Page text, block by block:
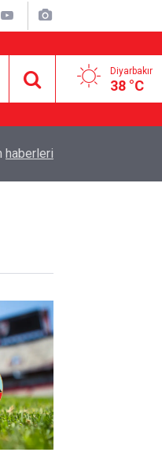
Diyarbakır
38 °C
bağımlılığa karşı bez
haberleri